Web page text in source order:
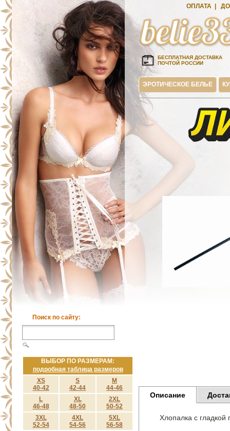
Поиск по сайту:
ВЫБОР ПО РАЗМЕРАМ:
подробная таблица размеров
XS
40-42
S
42-44
M
44-46
L
46-48
XL
48-50
2XL
50-52
3XL
52-54
4XL
54-56
5XL
56-58
ОПЛАТА
БЕСПЛАТНАЯ ДОСТАВКА
ПОЧТОЙ РОССИИ
ЭРОТИЧЕСКОЕ БЕЛЬЕ
Описание
Хлопалка с гладкой